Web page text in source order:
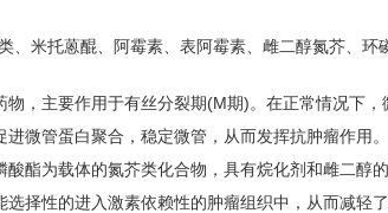
、米托蒽醌、阿霉素、表阿霉素、雌二醇氮芥、环
，主要作用于有丝分裂期(M期)。在正常情况下
微管蛋白聚合，稳定微管，从而发挥抗肿瘤作用。
酯为载体的氮芥类化合物，具有烷化剂和雌二
择性的进入激素依赖性的肿瘤组织中，从而减轻